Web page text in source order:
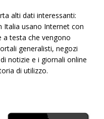
alti dati interessanti:
Italia usano Internet con
a testa che vengono
generalisti, negozi
notizie e i giornali online
di utilizzo.